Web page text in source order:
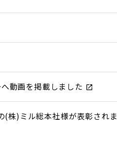
動画を掲載しました
(株)ミル総本社様が表彰されま